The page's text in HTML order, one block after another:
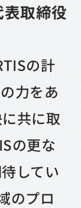
取締役
の計
力をあ
共に取
の更な
してい
のプロ